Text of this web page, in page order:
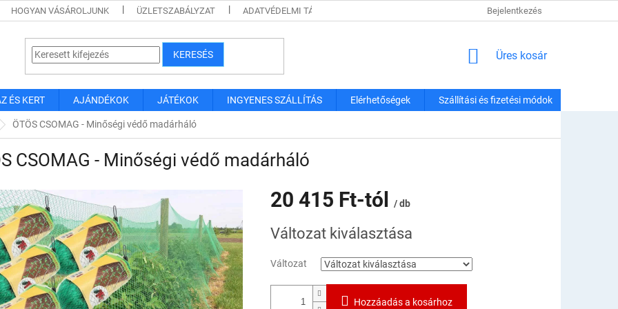
HOGYAN VÁSÁROLJUNK ÜZLETSZABÁLYZAT ADATVÉDELMI TÁJÉKOZTATÓ SZÁLLÍTÁSI ÉS FIZETÉSI MÓDOK
Bejelentkezés
KERESÉS KOSÁR
Üres kosár
ÉS KERT AJÁNDÉKOK JÁTÉKOK INGYENES SZÁLLÍTÁS Elérhetőségek Szállítási és fizetési módok
ÖTÖS CSOMAG - Minőségi védő madárháló
CSOMAG - Minőségi védő madárháló
20 415 Ft-tól
/ db
Változat kiválasztása
Változat
Hozzáadás a kosárhoz